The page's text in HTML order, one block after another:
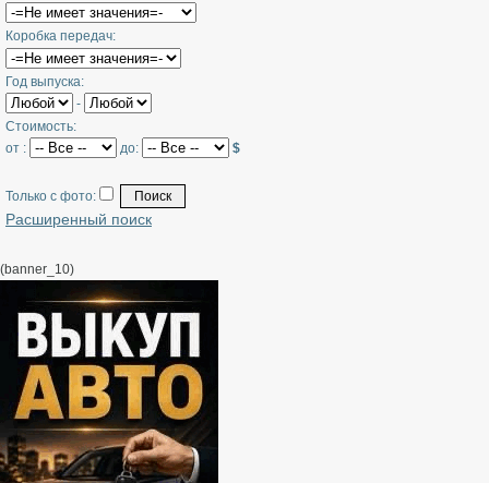
Коробка передач:
Год выпуска:
-
Стоимость:
от :
до: $
Только с фото:
Расширенный поиск
(banner_10)